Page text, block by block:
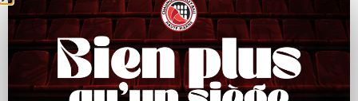
ANNONCE MICRO
Message publicitaires